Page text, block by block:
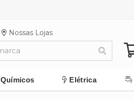
Nossas Lojas
Químicos Elétrica